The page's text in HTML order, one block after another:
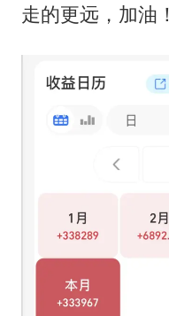
走的更远，加油！